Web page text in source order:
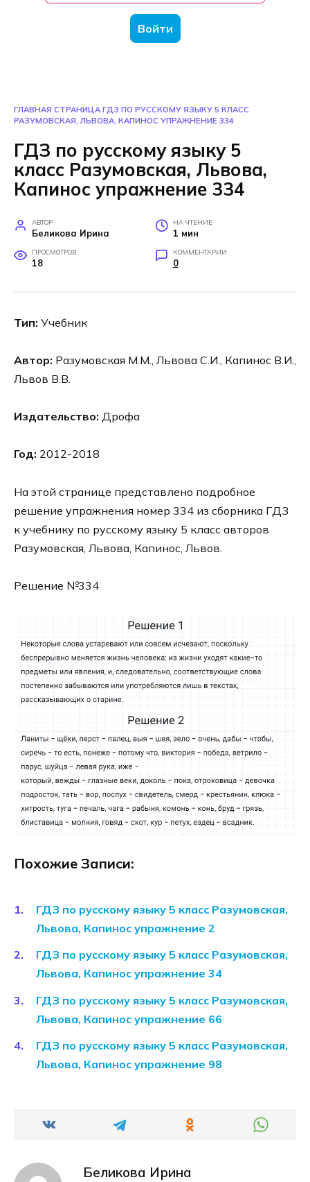
Войти
ГЛАВНАЯ СТРАНИЦА ГДЗ ПО РУССКОМУ ЯЗЫКУ 5 КЛАСС
РАЗУМОВСКАЯ, ЛЬВОВА, КАПИНОС УПРАЖНЕНИЕ 334
ГДЗ по русскому языку 5
класс Разумовская, Львова,
Капинос упражнение 334
АВТОР
Беликова Ирина
НА ЧТЕНИЕ
1 мин
ПРОСМОТРОВ
18
КОММЕНТАРИИ
0
Тип: Учебник
Автор: Разумовская М.М., Львова С.И., Капинос В.И.,
Львов В.В.
Издательство: Дрофа
Год: 2012-2018
На этой странице представлено подробное
решение упражнения номер 334 из сборника ГДЗ
к учебнику по русскому языку 5 класс авторов
Разумовская, Львова, Капинос, Львов.
Решение №334
Похожие Записи:
ГДЗ по русскому языку 5 класс Разумовская,
Львова, Капинос упражнение 2
ГДЗ по русскому языку 5 класс Разумовская,
Львова, Капинос упражнение 34
ГДЗ по русскому языку 5 класс Разумовская,
Львова, Капинос упражнение 66
ГДЗ по русскому языку 5 класс Разумовская,
Львова, Капинос упражнение 98
Беликова Ирина